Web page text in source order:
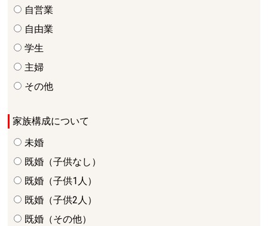
自営業
自由業
学生
主婦
その他
家族構成について
未婚
既婚（子供なし）
既婚（子供1人）
既婚（子供2人）
既婚（その他）